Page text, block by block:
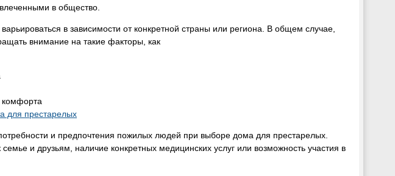
в общество.
в зависимости от конкретной страны или региона. В общем случае,
внимание на такие факторы, как
комфорта
для престарелых
и предпочтения пожилых людей при выборе дома для престарелых.
и друзьям, наличие конкретных медицинских услуг или возможность участия в